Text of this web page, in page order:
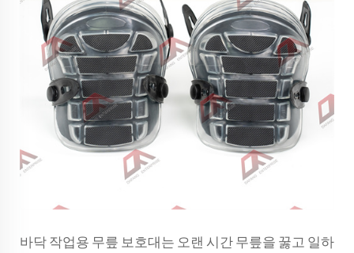
바닥 작업용 무릎 보호대는 오랜 시간 무릎을 꿇고 일하